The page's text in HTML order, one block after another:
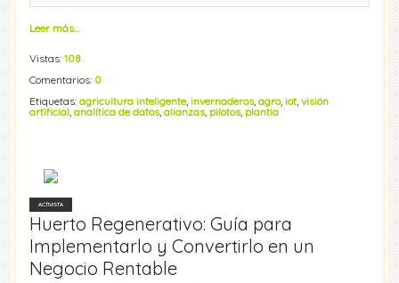
Leer más…
Vistas: 108
Comentarios: 0
Etiquetas: agricultura inteligente invernaderos, agro, iot visión
artificial analítica de datos, alianzas, pilotos, plantia
ACTIVISTA
Huerto Regenerativo: Guía para
Implementarlo y Convertirlo en un
Negocio Rentable